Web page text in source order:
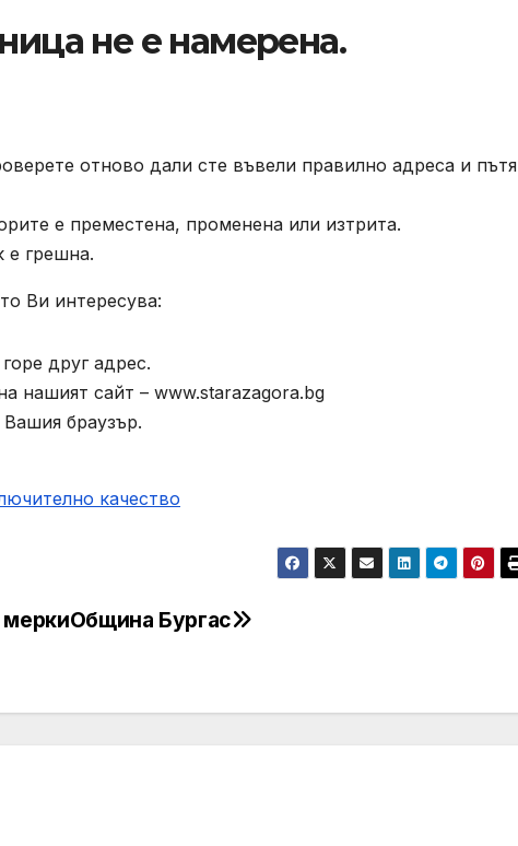
не е намерена.
отново дали сте въвели правилно адреса и пътя
е преместена, променена или изтрита.
е грешна.
Ви интересува:
друг адрес.
нашият сайт – www.starazagora.bg
браузър.
качество
Община Бургас
мерки